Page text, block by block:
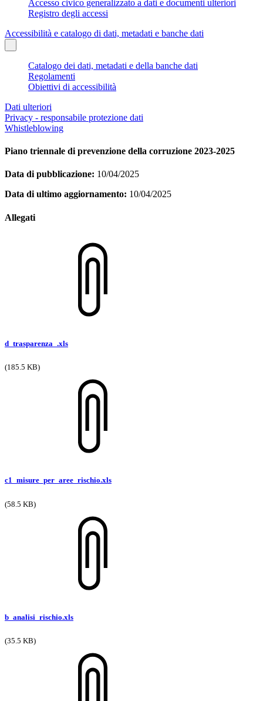
Accesso civico generalizzato a dati e documenti ulteriori
Registro degli accessi
Accessibilità e catalogo di dati, metadati e banche dati
Catalogo dei dati, metadati e della banche dati
Regolamenti
Obiettivi di accessibilità
Dati ulteriori
Privacy - responsabile protezione dati
Whistleblowing
Piano triennale di prevenzione della corruzione 2023-2025
Data di pubblicazione: 10/04/2025
Data di ultimo aggiornamento: 10/04/2025
Allegati
d_trasparenza_.xls
(185.5 KB)
c1_misure_per_aree_rischio.xls
(58.5 KB)
b_analisi_rischio.xls
(35.5 KB)